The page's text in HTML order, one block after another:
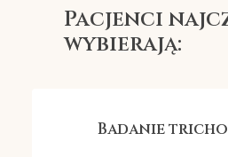
Pacjenci
wybierają:
Badanie